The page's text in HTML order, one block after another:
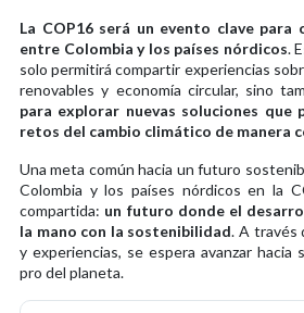
La COP16 será un evento clave para
entre Colombia y los países nórdicos.
solo permitirá compartir experiencias
renovables y economía circular, sino
para explorar nuevas soluciones que
retos del cambio climático de manera
Una meta común hacia un futuro
Colombia y los países nórdicos en la
compartida: un futuro donde el
la mano con la sostenibilidad. A través
y experiencias, se espera avanzar hacia
pro del planeta.